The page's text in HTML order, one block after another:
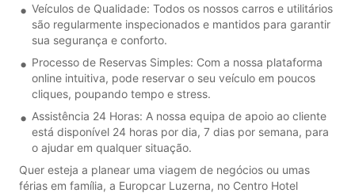
Veículos de Qualidade: Todos os nossos carros e utilitários
são regularmente inspecionados e mantidos para garantir
sua segurança e conforto.
Processo de Reservas Simples: Com a nossa plataforma
online intuitiva, pode reservar o seu veículo em poucos
cliques, poupando tempo e stress.
Assistência 24 Horas: A nossa equipa de apoio ao cliente
está disponível 24 horas por dia, 7 dias por semana, para
o ajudar em qualquer situação.
Quer esteja a planear uma viagem de negócios ou umas
férias em família, a Europcar Luzerna, no Centro Hotel